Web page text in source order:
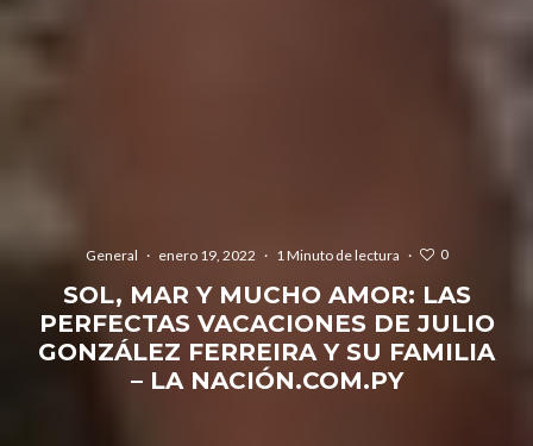
General · enero 19, 2022 · 1 Minuto de lectura · 0
SOL, MAR Y MUCHO AMOR: LAS
PERFECTAS VACACIONES DE JULIO
GONZÁLEZ FERREIRA Y SU FAMILIA
– LA NACIÓN.COM.PY